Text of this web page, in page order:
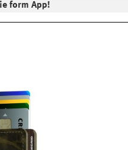
form App!